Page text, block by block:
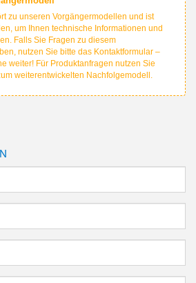
zu unseren Vorgängermodellen und ist
um Ihnen technische Informationen und
Falls Sie Fragen zu diesem
nutzen Sie bitte das Kontaktformular –
weiter! Für Produktanfragen nutzen Sie
weiterentwickelten Nachfolgemodell.